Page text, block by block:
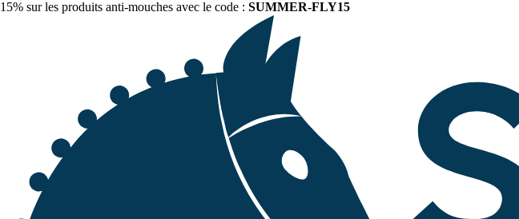
15% sur les produits anti-mouches avec le code : SUMMER-FLY15